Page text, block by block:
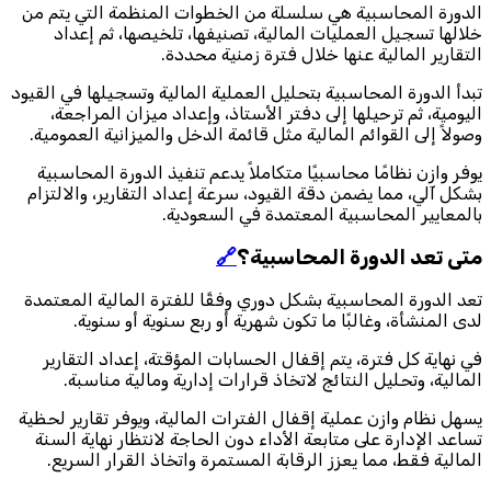
الدورة المحاسبية هي سلسلة من الخطوات المنظمة التي يتم من
خلالها تسجيل العمليات المالية، تصنيفها، تلخيصها، ثم إعداد
التقارير المالية عنها خلال فترة زمنية محددة.
تبدأ الدورة المحاسبية بتحليل العملية المالية وتسجيلها في القيود
اليومية، ثم ترحيلها إلى دفتر الأستاذ، وإعداد ميزان المراجعة،
وصولاً إلى القوائم المالية مثل قائمة الدخل والميزانية العمومية.
يوفر وازن نظامًا محاسبيًا متكاملاً يدعم تنفيذ الدورة المحاسبية
بشكل آلي، مما يضمن دقة القيود، سرعة إعداد التقارير، والالتزام
بالمعايير المحاسبية المعتمدة في السعودية.
متى تعد الدورة المحاسبية؟🔗
تعد الدورة المحاسبية بشكل دوري وفقًا للفترة المالية المعتمدة
لدى المنشأة، وغالبًا ما تكون شهرية أو ربع سنوية أو سنوية.
في نهاية كل فترة، يتم إقفال الحسابات المؤقتة، إعداد التقارير
المالية، وتحليل النتائج لاتخاذ قرارات إدارية ومالية مناسبة.
يسهل نظام وازن عملية إقفال الفترات المالية، ويوفر تقارير لحظية
تساعد الإدارة على متابعة الأداء دون الحاجة لانتظار نهاية السنة
المالية فقط، مما يعزز الرقابة المستمرة واتخاذ القرار السريع.